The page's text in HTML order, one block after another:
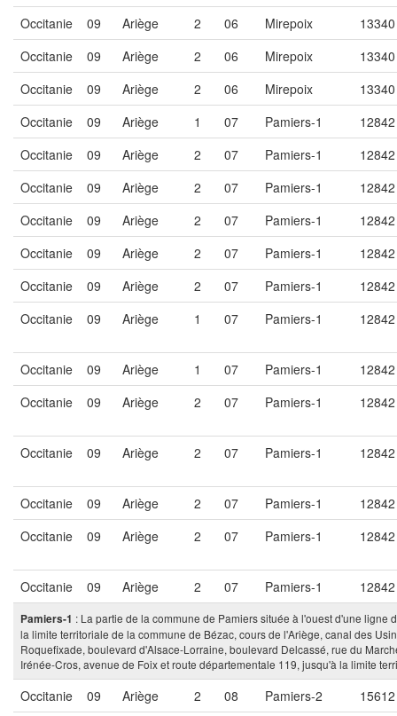
Occitanie
09 Ariège 2 06 Mirepoix
13340
Occitanie
09 Ariège 2 06 Mirepoix
13340
Occitanie
09 Ariège 2 06 Mirepoix
13340
Occitanie
09 Ariège 1 07 Pamiers-1
12842
Occitanie
09 Ariège 2 07 Pamiers-1
12842
Occitanie
09 Ariège 2 07 Pamiers-1
12842
Occitanie
09 Ariège 2 07 Pamiers-1
12842
Occitanie
09 Ariège 2 07 Pamiers-1
12842
Occitanie
09 Ariège 2 07 Pamiers-1
12842
Occitanie
09 Ariège 1 07 Pamiers-1 12842
Occitanie 09 Ariège 1 07 Pamiers-1
12842
Occitanie
09 Ariège 2 07 Pamiers-1 12842
Occitanie 09 Ariège 2 07 Pamiers-1 12842
Occitanie 09 Ariège 2 07 Pamiers-1
12842
Occitanie
09 Ariège 2 07 Pamiers-1 12842
Occitanie 09 Ariège 2 07 Pamiers-1 12842
Pamiers-1 : La partie de la commune de Pamiers située à l'ouest d'une
la limite territoriale de la commune de Bézac, cours de l'Ariège, canal des
Roquefixade, boulevard d'Alsace-Lorraine, boulevard Delcassé, rue du
Irénée-Cros, avenue de Foix et route départementale 119, jusqu'à la limite
Occitanie 09 Ariège 2 08 Pamiers-2
15612